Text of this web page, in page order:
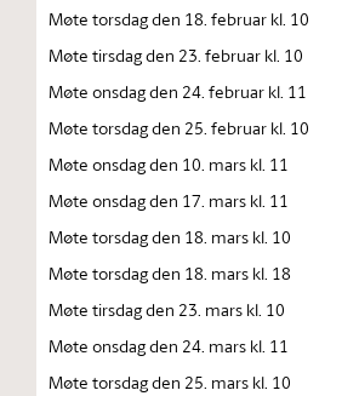
Møte torsdag den 18. februar kl. 10
Møte tirsdag den 23. februar kl. 10
Møte onsdag den 24. februar kl. 11
Møte torsdag den 25. februar kl. 10
Møte onsdag den 10. mars kl. 11
Møte onsdag den 17. mars kl. 11
Møte torsdag den 18. mars kl. 10
Møte torsdag den 18. mars kl. 18
Møte tirsdag den 23. mars kl. 10
Møte onsdag den 24. mars kl. 11
Møte torsdag den 25. mars kl. 10